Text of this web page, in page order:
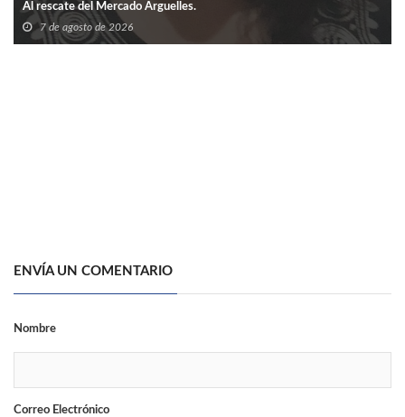
Al rescate del Mercado Arguelles.
7 de agosto de 2026
ENVÍA UN COMENTARIO
Nombre
Correo Electrónico